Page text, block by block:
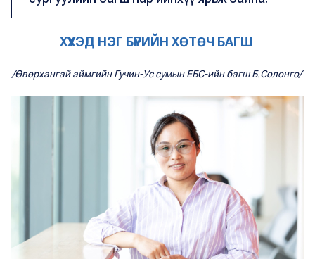
ХҮҮХЭД НЭГ БҮРИЙН ХӨТӨЧ БАГШ
/Өвөрхангай аймгийн Гучин-Ус сумын ЕБС-ийн багш Б.Солонго/